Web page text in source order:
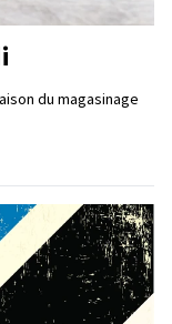
du magasinage